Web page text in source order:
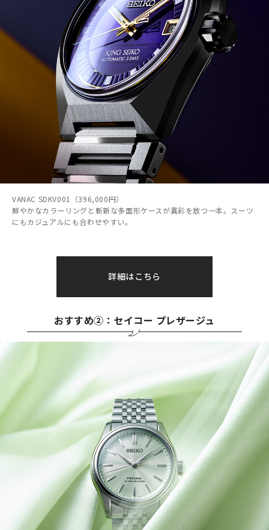
VANAC SDKV001（396,000円）
鮮やかなカラーリングと斬新な多面形ケースが異彩を放つ一本。スーツ
にもカジュアルにも合わせやすい。
詳細はこちら
おすすめ②：セイコー プレザージュ